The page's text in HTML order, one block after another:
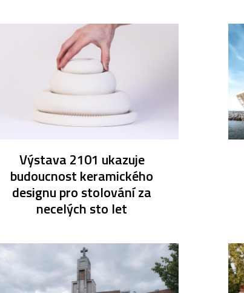
Výstava 2101 ukazuje
budoucnost keramického
designu pro stolování za
necelých sto let